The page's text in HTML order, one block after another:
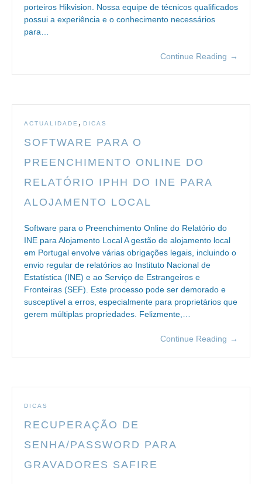
porteiros Hikvision. Nossa equipe de técnicos qualificados
possui a experiência e o conhecimento necessários
para…
Continue Reading →
ACTUALIDADE , DICAS
SOFTWARE PARA O
PREENCHIMENTO ONLINE DO
RELATÓRIO IPHH DO INE PARA
ALOJAMENTO LOCAL
Software para o Preenchimento Online do Relatório do
INE para Alojamento Local A gestão de alojamento local
em Portugal envolve várias obrigações legais, incluindo o
envio regular de relatórios ao Instituto Nacional de
Estatística (INE) e ao Serviço de Estrangeiros e
Fronteiras (SEF). Este processo pode ser demorado e
susceptível a erros, especialmente para proprietários que
gerem múltiplas propriedades. Felizmente,…
Continue Reading →
DICAS
RECUPERAÇÃO DE
SENHA/PASSWORD PARA
GRAVADORES SAFIRE